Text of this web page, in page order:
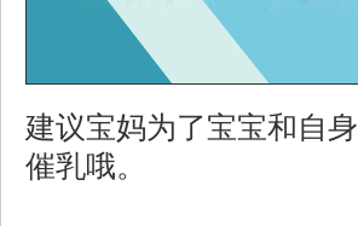
建议宝妈为了宝宝和自
催乳哦。